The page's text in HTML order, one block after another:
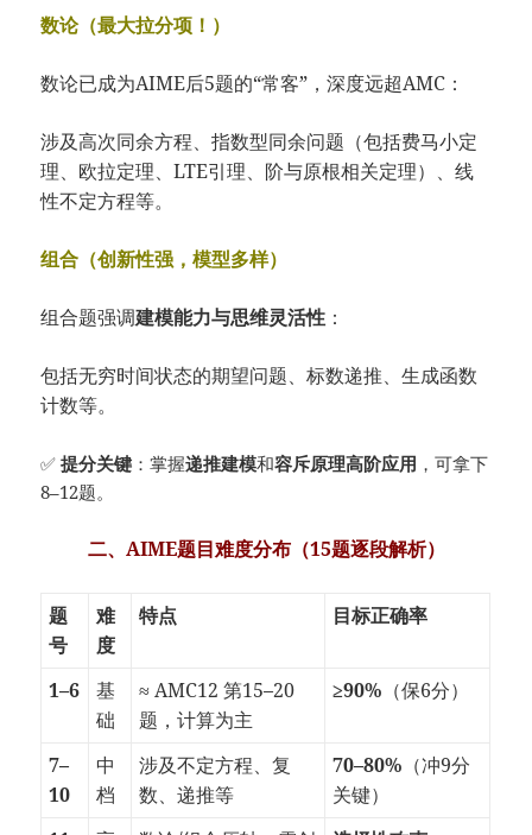
数论（最大拉分项！）
数论已成为AIME后5题的“常客”，深度远超AMC：
涉及高次同余方程、指数型同余问题（包括费马小定
理、欧拉定理、LTE引理、阶与原根相关定理）、线
性不定方程等。
组合（创新性强，模型多样）
组合题强调建模能力与思维灵活性 ：
包括无穷时间状态的期望问题、标数递推、生成函数
计数等。
✅提分关键 ：掌握递推建模和容斥原理高阶应用 ，可拿下
8–12题。
二、AIME题目难度分布（15题逐段解析）
题
号
难
度
特点 目标正确率
1–6
基
础
≈ AMC12 第15–20
题，计算为主
≥90% （保6分）
7–
10
中
档
涉及不定方程、复
数、递推等
70–80% （冲9分
关键）